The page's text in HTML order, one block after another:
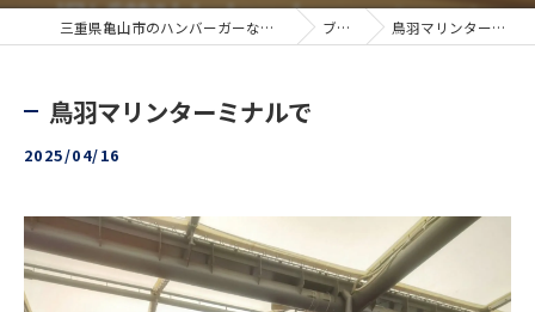
三重県亀山市のハンバーガーならFOOT LOOSE ブログ 鳥羽マリンターミナルで
鳥羽マリンターミナルで
2025/04/16